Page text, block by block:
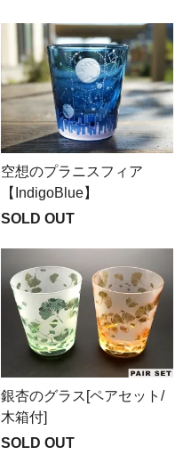
空想のプラニスフィア
【IndigoBlue】
SOLD OUT
銀杏のグラス[ペアセット/
木箱付]
SOLD OUT